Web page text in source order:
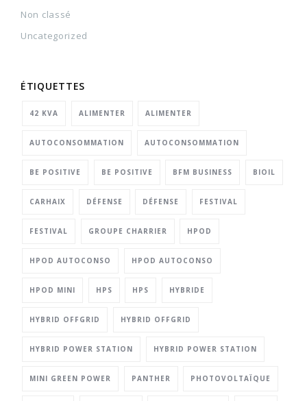
Non classé
Uncategorized
ÉTIQUETTES
42 KVA ALIMENTER ALIMENTER
AUTOCONSOMMATION AUTOCONSOMMATION
BE POSITIVE BE POSITIVE BFM BUSINESS BIOIL
CARHAIX DÉFENSE DÉFENSE FESTIVAL
FESTIVAL GROUPE CHARRIER HPOD
HPOD AUTOCONSO HPOD AUTOCONSO
HPOD MINI HPS HPS HYBRIDE
HYBRID OFFGRID HYBRID OFFGRID
HYBRID POWER STATION HYBRID POWER STATION
MINI GREEN POWER PANTHER PHOTOVOLTAÏQUE